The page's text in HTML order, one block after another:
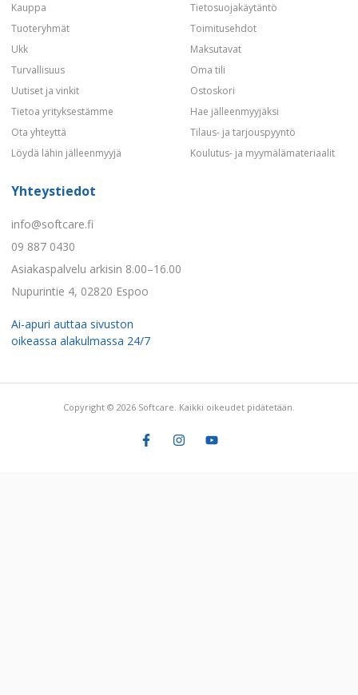
Kauppa
Tuoteryhmät
Ukk
Turvallisuus
Uutiset ja vinkit
Tietoa yrityksestämme
Ota yhteyttä
Löydä lähin jälleenmyyjä
Tietosuojakäytäntö
Toimitusehdot
Maksutavat
Oma tili
Ostoskori
Hae jälleenmyyjäksi
Tilaus- ja tarjouspyyntö
Koulutus- ja myymälämateriaalit
Yhteystiedot
info@softcare.fi
09 887 0430
Asiakaspalvelu arkisin 8.00–16.00
Nupurintie 4, 02820 Espoo
Ai-apuri auttaa sivuston
oikeassa alakulmassa 24/7
Copyright © 2026 Softcare. Kaikki oikeudet pidätetään.